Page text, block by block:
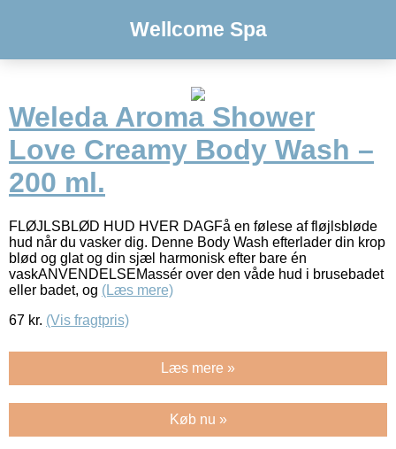
Wellcome Spa
Weleda Aroma Shower
Love Creamy Body Wash –
200 ml.
FLØJLSBLØD HUD HVER DAGFå en følese af fløjlsbløde
hud når du vasker dig. Denne Body Wash efterlader din krop
blød og glat og din sjæl harmonisk efter bare én
vaskANVENDELSEMassér over den våde hud i brusebadet
eller badet, og (Læs mere)
67 kr. (Vis fragtpris)
Læs mere »
Køb nu »